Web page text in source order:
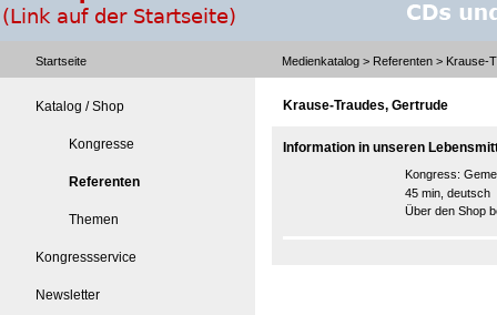
Startseite Medienkatalog > Referenten > Krause-
Katalog / Shop
Kongresse
Referenten
Themen
Kongressservice
Newsletter
Krause-Traudes, Gertrude
Information in unseren
Kongress:
45 min, deutsch
Über den Shop